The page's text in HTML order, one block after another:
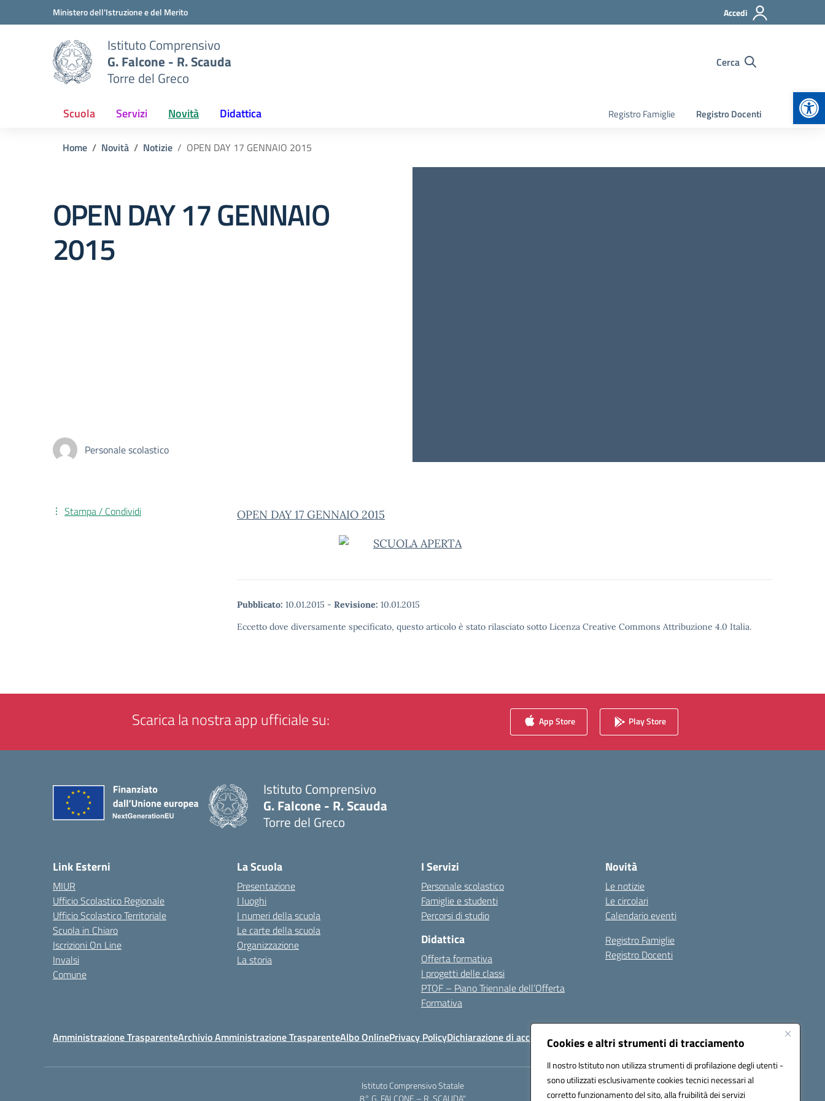
Cookies e altri strumenti di tracciamento
Il nostro Istituto non utilizza strumenti di profilazione degli utenti -
sono utilizzati esclusivamente cookies tecnici necessari al
corretto funzionamento del sito, alla fruibilità dei servizi
Vai ai contenuti
Vai al menu di navigazioneMinistero dell'Istruzione e del Merito Accedi
Istituto Comprensivo
G. Falcone - R. Scauda
Torre del Greco
Cerca
Scuola Servizi Novità Didattica Registro Famiglie Registro Docenti
Home Novità Notizie OPEN DAY 17 GENNAIO 2015
OPEN DAY 17 GENNAIO
2015
Personale scolastico
OPEN DAY 17 GENNAIO 2015
Pubblicato: 10.01.2015 - Revisione: 10.01.2015
Eccetto dove diversamente specificato, questo articolo è stato rilasciato sotto Licenza Creative Commons Attribuzione 4.0 Italia.
Stampa / Condividi
Scarica la nostra app ufficiale su: App Store Play Store
Istituto Comprensivo
G. Falcone - R. Scauda
Torre del Greco
Link Esterni
MIUR
Ufficio Scolastico Regionale
Ufficio Scolastico Territoriale
Scuola in Chiaro
Iscrizioni On Line
Invalsi
Comune
La Scuola
Presentazione
I luoghi
I numeri della scuola
Le carte della scuola
Organizzazione
La storia
I Servizi
Personale scolastico
Famiglie e studenti
Percorsi di studio
Didattica
Offerta formativa
I progetti delle classi
PTOF – Piano Triennale dell’Offerta
Formativa
Novità
Le notizie
Le circolari
Calendario eventi
Registro Famiglie
Registro Docenti
Amministrazione TrasparenteArchivio Amministrazione TrasparenteAlbo OnlinePrivacy PolicyDichiarazione di accessibilità Note legali
Istituto Comprensivo Statale
8° G. FALCONE – R. SCAUDA"